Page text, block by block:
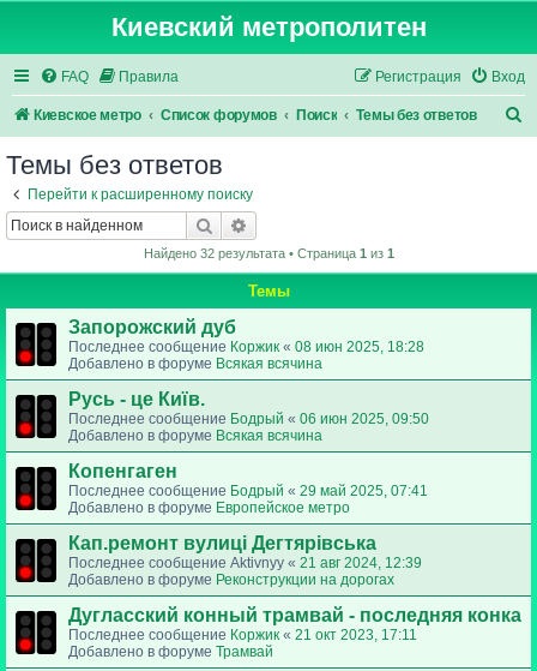
Киевский метрополитен
FAQ Правила Вход
Регистрация
Киевское метро Список форумов Поиск Темы без ответов
Темы без ответов
Перейти к расширенному поиску
Поиск
Найдено 32 результата • Страница 1из 1
Темы
Запорожский дуб
Последнее сообщение Коржик « 08 июн 2025, 18:28
Добавлено в форуме Всякая всячина
Русь - це Київ.
Последнее сообщение Бодрый « 06 июн 2025, 09:50
Добавлено в форуме Всякая всячина
Копенгаген
Последнее сообщение Бодрый « 29 май 2025, 07:41
Добавлено в форуме Европейское метро
Кап.ремонт вулиці Дегтярівська
Последнее сообщение Aktivnyy « 21 авг 2024, 12:39
Добавлено в форуме Реконструкции на дорогах
Дугласский конный трамвай - последняя конка
Последнее сообщение Коржик « 21 окт 2023, 17:11
Добавлено в форуме Трамвай